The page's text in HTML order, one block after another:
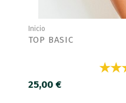
Inicio
TOP BASIC
25,00 €